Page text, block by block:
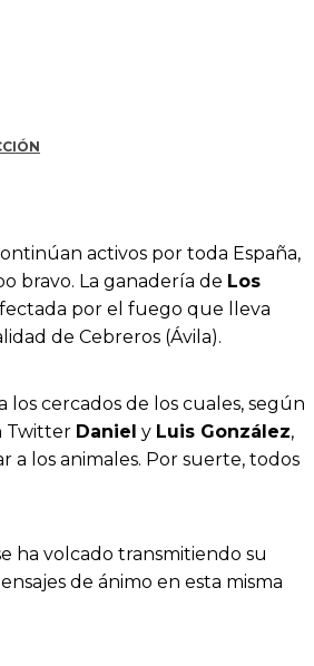
activos por toda España,
bravo. La ganadería de Los
por el fuego que lleva
de Cebreros (Ávila).
los cercados de los cuales, según
Twitter Daniel y Luis González,
a los animales. Por suerte, todos
ha volcado transmitiendo su
de ánimo en esta misma